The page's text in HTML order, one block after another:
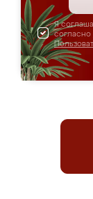
Я
согласно